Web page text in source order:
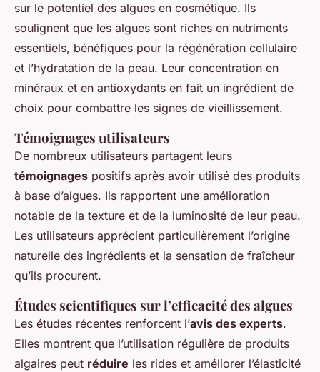
sur le potentiel des algues en cosmétique. Ils
soulignent que les algues sont riches en nutriments
essentiels, bénéfiques pour la régénération cellulaire
et l’hydratation de la peau. Leur concentration en
minéraux et en antioxydants en fait un ingrédient de
choix pour combattre les signes de vieillissement.
Témoignages utilisateurs
De nombreux utilisateurs partagent leurs
témoignages positifs après avoir utilisé des produits
à base d’algues. Ils rapportent une amélioration
notable de la texture et de la luminosité de leur peau.
Les utilisateurs apprécient particulièrement l’origine
naturelle des ingrédients et la sensation de fraîcheur
qu’ils procurent.
Études scientifiques sur l’efficacité des algues
Les études récentes renforcent l’avis des experts.
Elles montrent que l’utilisation régulière de produits
algaires peut réduire les rides et améliorer l’élasticité